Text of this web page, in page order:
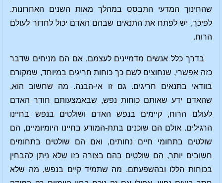
שהחינוך המדעי התבסס במהלך מאות השנים האחרונות.
לפיכך, יש לפתח את התנאים שבהם האדם יכול לחדור לעולם
הרוח.
בדרך כלל אנשים מדמיינים לעצמם, אם הם מניחים שדבר
כזה אפשרי, שנחוצים לשם כך כוחות חריגים במיוחד, שמקורם
בוודאי בתנאים חריגים. גם זו אי-הבנה. מה שחשוב הוא,
שהאדם ידע שאותם כוחות נפש, שבאמצעותם חודר האדם
לעולם הרוח, קיימים בנפש האדם ושולטים בנפש בחיינו
הרגילים. אולם הם שוכנים בתת-המודע בחיינו היומיומיים, הם
שולטים בתחומי חיים נחותים, ואם הם שולטים בתחומים
חשובים יותר, הם שולטים בהם בצורה כזו שלא ניתן להבחין
בכוחות הללו ובהשפעתם. מה שתמיד קיים בנפש, מה שלא